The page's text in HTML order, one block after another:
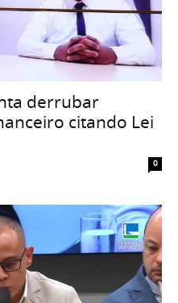
derrubar
citando Lei
0